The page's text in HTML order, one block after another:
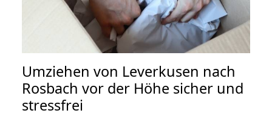
Umziehen von Leverkusen nach
Rosbach vor der Höhe sicher und
stressfrei